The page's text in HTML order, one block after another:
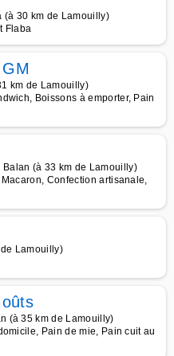
(à 30 km de Lamouilly)
Flaba
km de Lamouilly)
Boissons à emporter, Pain
(à 33 km de Lamouilly)
Confection artisanale,
Lamouilly)
(à 35 km de Lamouilly)
Pain de mie, Pain cuit au